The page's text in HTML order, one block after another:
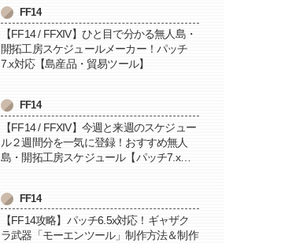
FF14
【FF14 / FFXIV】ひと目で分かる無人島・
開拓工房スケジュールメーカー！パッチ
7.x対応【島産品・貿易ツール】
FF14
【FF14 / FFXIV】今週と来週のスケジュー
ル２週間分を一気に登録！おすすめ無人
島・開拓工房スケジュール【パッチ7.x対
FF14
【FF14攻略】パッチ6.5x対応！ギャザク
ラ武器「モーエンツール」制作方法＆制作